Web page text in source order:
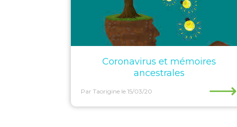
Coronavirus et mémoires
ancestrales
Par Taorigine le 15/03/20 ⟶